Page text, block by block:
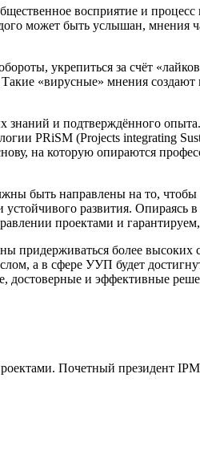
восприятие и
может быть услышан, мнения
укрепиться за счёт
«вирусные» мнения
и подтверждённого
PRiSM (Projects integrating
на которую опираются
быть направлены на то,
развития. Опираясь
проектами и
придерживаться более
а в сфере УУП будет
достоверные и эффективные
Почетный президент